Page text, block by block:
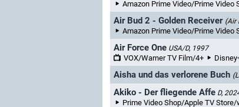
Amazon Prime Video/Prime Video
Air Bud 2 - Golden Receiver (Air
Amazon Prime Video/Prime Video
Air Force One USA/D, 1997
VOX/Warner TV Film/4+
Aisha und das verlorene Buch
Akiko - Der fliegende Affe D,
Prime Video Shop/Apple TV